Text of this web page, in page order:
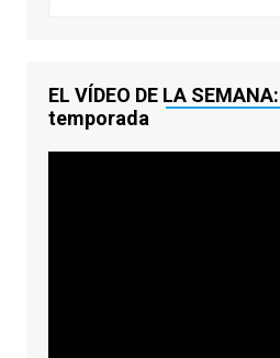
EL VÍDEO DE LA
temporada